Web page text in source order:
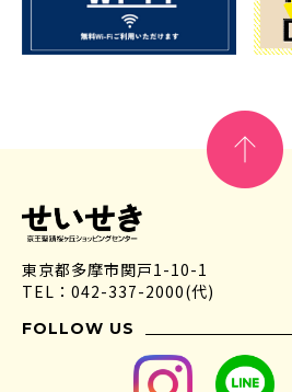
東京都多摩市関戸1-10-1
TEL：042-337-2000(代)
FOLLOW US